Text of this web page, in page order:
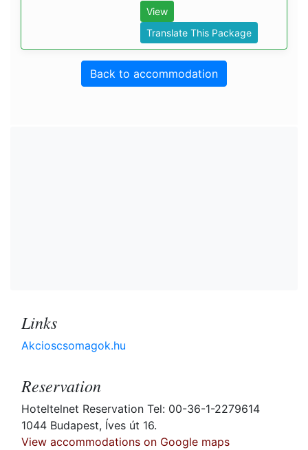
View
Translate This Package
Back to accommodation
Links
Akcioscsomagok.hu
Reservation
Hoteltelnet Reservation Tel: 00-36-1-2279614
1044 Budapest, Íves út 16.
View accommodations on Google maps